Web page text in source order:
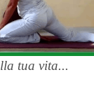
tua vita...